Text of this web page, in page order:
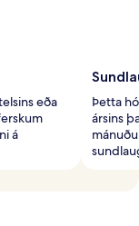
eða
á
Þetta
ársins